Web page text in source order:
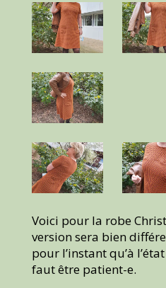
Voici pour la robe
version sera bien
pour l’instant qu’à
faut être patient-e.